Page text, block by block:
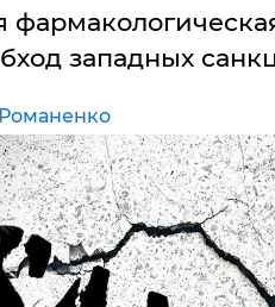
западных